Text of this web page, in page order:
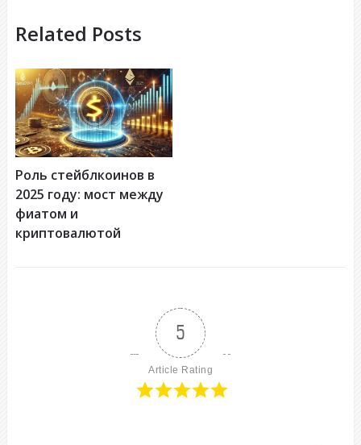
Related Posts
Роль стейблкоинов в
2025 году: мост между
фиатом и
криптовалютой
5
Article Rating